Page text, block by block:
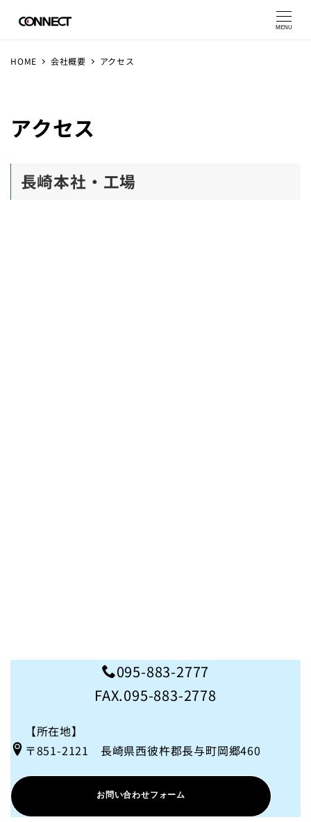
MENU
HOME 会社概要 アクセス
アクセス
長崎本社・工場
095-883-2777
FAX.095-883-2778
【所在地】
〒851-2121 長崎県西彼杵郡長与町岡郷460
お問い合わせフォーム